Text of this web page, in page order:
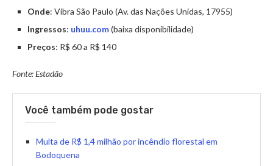
Onde: Vibra São Paulo (Av. das Nações Unidas, 17955)
Ingressos: uhuu.com(baixa disponibilidade)
Preços: R$ 60 a R$ 140
Fonte: Estadão
Você também pode gostar
Multa de R$ 1,4 milhão por incêndio florestal em
Bodoquena